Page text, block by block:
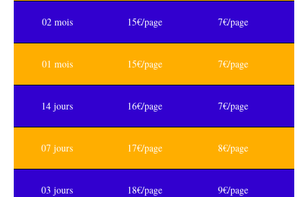
02 mois 15€/page 7€/page
01 mois 15€/page 7€/page
14 jours 16€/page 7€/page
07 jours 17€/page 8€/page
03 jours 18€/page 9€/page